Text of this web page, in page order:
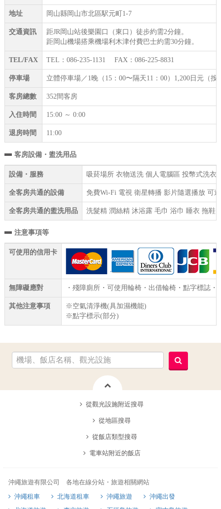
地址 岡山縣岡山市北區駅元町1-7
交通資訊
距JR岡山站後樂園口（東口）徒步約需2分鐘。
距岡山機場搭乘機場利木津付費巴士約需30分鐘。
TEL/FAX TEL：086-235-1131 FAX：086-225-8831
停車場 立體停車場／1晚（15：00〜隔天11：00）1,200日元（
客房總數 352間客房
入住時間 15:00 ～ 0:00
退房時間 11:00
客房設備・盥洗用品
設備・服務 吸菸場所 衣物送洗 個人電腦區 投幣式洗
全客房共通的設備 免費Wi-Fi 電視 衛星轉播 影片隨選播放 可
全客房共通的盥洗用品 洗髮精 潤絲精 沐浴露 毛巾 浴巾 睡衣 拖鞋
注意事項等
可使用的信用卡
無障礙應對 ・殘障廁所・可使用輪椅・出借輪椅・點字標誌・
其他注意事項
※空氣清淨機(具加濕機能)
※點字標示(部分)
從觀光設施附近搜尋
從地區搜尋
從飯店類型搜尋
電車站附近的飯店
沖繩旅遊有限公司 各地在線分站・旅遊相關網站
沖繩租車
北海道租車 沖繩旅遊
沖繩出發